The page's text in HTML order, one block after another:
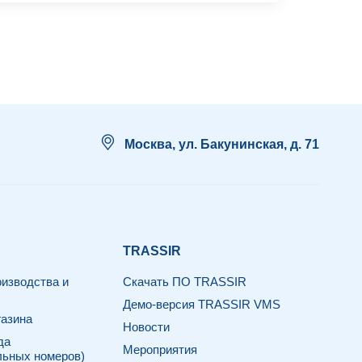
Москва, ул. Бакунинская, д. 71
и
номеров)
TRASSIR
Скачать ПО TRASSIR
Демо-версия TRASSIR VMS
Новости
Мероприятия